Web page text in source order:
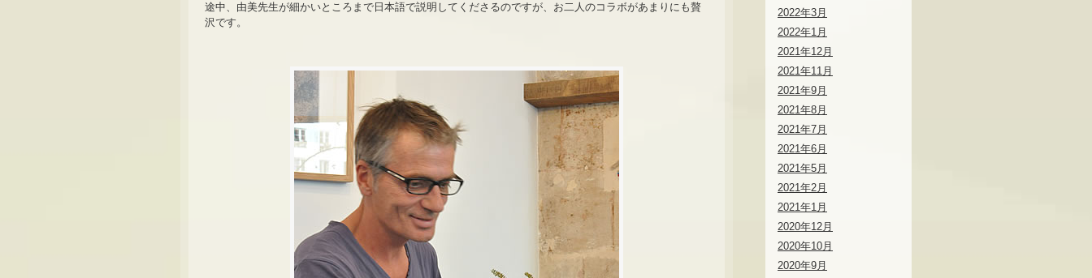
途中、由美先生が細かいところまで日本語で説明してくださるのですが、お二人のコラボがあまりにも贅
沢です。
2022年3月
2022年1月
2021年12月
2021年11月
2021年9月
2021年8月
2021年7月
2021年6月
2021年5月
2021年2月
2021年1月
2020年12月
2020年10月
2020年9月